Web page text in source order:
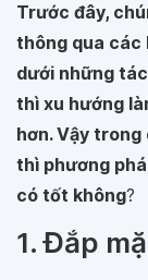
Trước đây,
thông qua các
dưới những
thì xu hướng
hơn. Vậy
thì phương
có tốt không?
1. Đắp